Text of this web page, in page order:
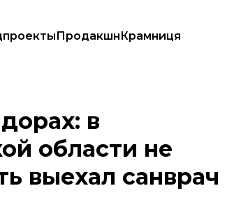
ПродакшнКрамниця
COVID-коек. В область выехал санврач
в
области не
выехал санврач